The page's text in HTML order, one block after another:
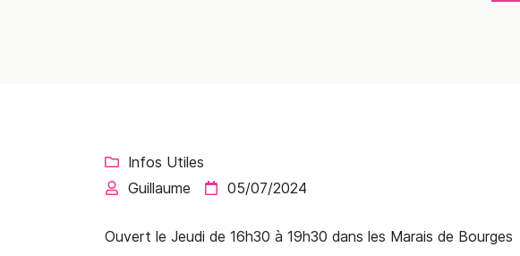
Recopier le code ci-contre
Rafraîchir le captcha
 Infos Utiles
 Guillaume  05/07/2024
Ouvert le Jeudi de 16h30 à 19h30 dans les Marais de Bourges